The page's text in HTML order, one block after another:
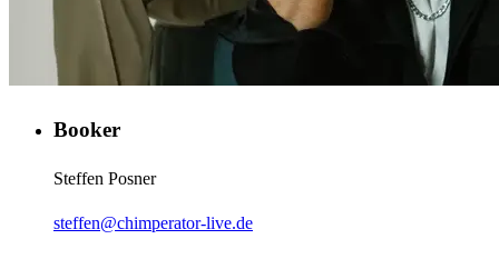
Booker
Steffen Posner
steffen@chimperator-live.de